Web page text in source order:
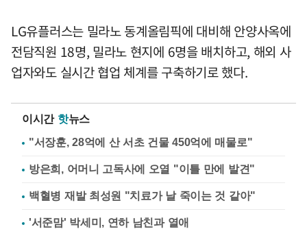
LG유플러스는 밀라노 동계올림픽에 대비해 안양사옥에
전담직원 18명, 밀라노 현지에 6명을 배치하고, 해외 사
업자와도 실시간 협업 체계를 구축하기로 했다.
이시간 핫뉴스
"서장훈, 28억에 산 서초 건물 450억에 매물로"
방은희, 어머니 고독사에 오열 "이틀 만에 발견"
백혈병 재발 최성원 "치료가 날 죽이는 것 같아"
'서준맘' 박세미, 연하 남친과 열애